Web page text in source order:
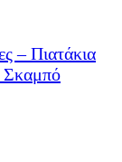
– Πιατάκια
Σκαμπό